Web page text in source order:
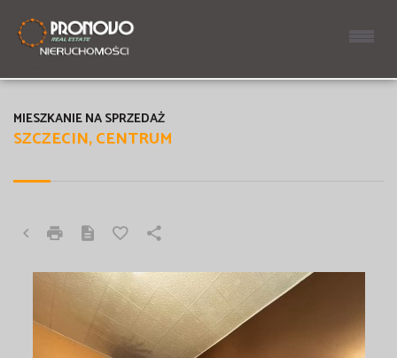
SZCZECIN, CENTRUM
MIESZKANIE NA SPRZEDAŻ